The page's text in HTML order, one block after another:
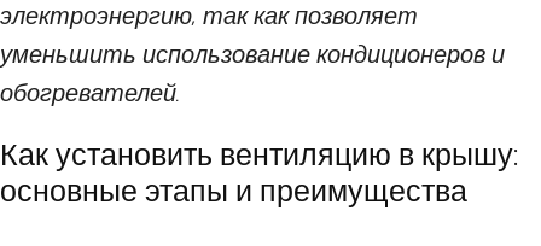
электроэнергию, так как позволяет
уменьшить использование кондиционеров и
обогревателей.
Как установить вентиляцию в крышу:
основные этапы и преимущества